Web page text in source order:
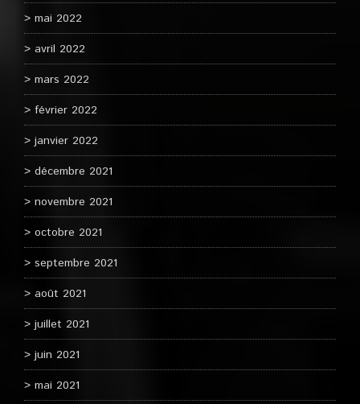
mai 2022
avril 2022
mars 2022
février 2022
janvier 2022
décembre 2021
novembre 2021
octobre 2021
septembre 2021
août 2021
juillet 2021
juin 2021
mai 2021